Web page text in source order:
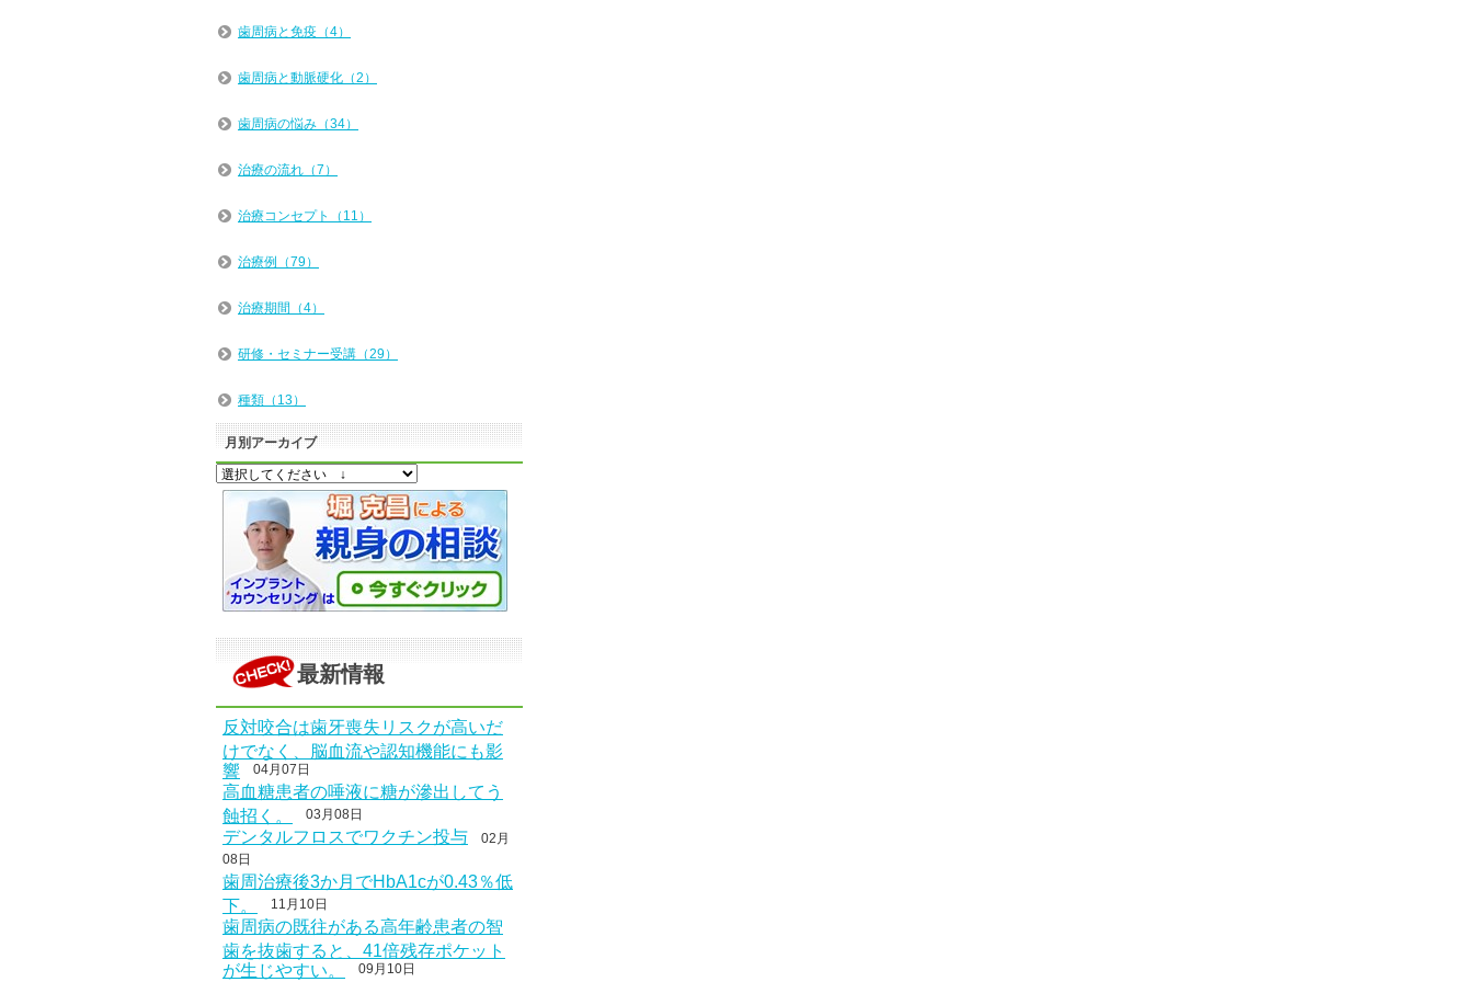
歯周病と免疫（4）
歯周病と動脈硬化（2）
歯周病の悩み（34）
治療の流れ（7）
治療コンセプト（11）
治療例（79）
治療期間（4）
研修・セミナー受講（29）
種類（13）
月別アーカイブ
最新情報
反対咬合は歯牙喪失リスクが高いだ
けでなく、脳血流や認知機能にも影
響 04月07日
高血糖患者の唾液に糖が滲出してう
蝕招く。 03月08日
デンタルフロスでワクチン投与 02月
08日
歯周治療後3か月でHbA1cが0.43％低
下。 11月10日
歯周病の既往がある高年齢患者の智
歯を抜歯すると、41倍残存ポケット
が生じやすい。
09月10日